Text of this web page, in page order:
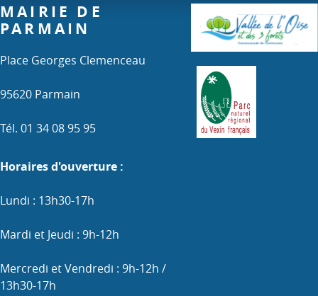
MAIRIE DE
PARMAIN
Place Georges Clemenceau
95620 Parmain
Tél. 01 34 08 95 95
Horaires d'ouverture :
Lundi : 13h30-17h
Mardi et Jeudi : 9h-12h
Mercredi et Vendredi : 9h-12h /
13h30-17h